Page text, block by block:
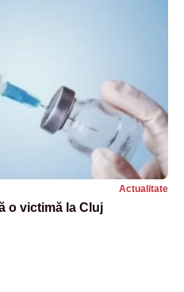
Actualitate
o victimă la Cluj